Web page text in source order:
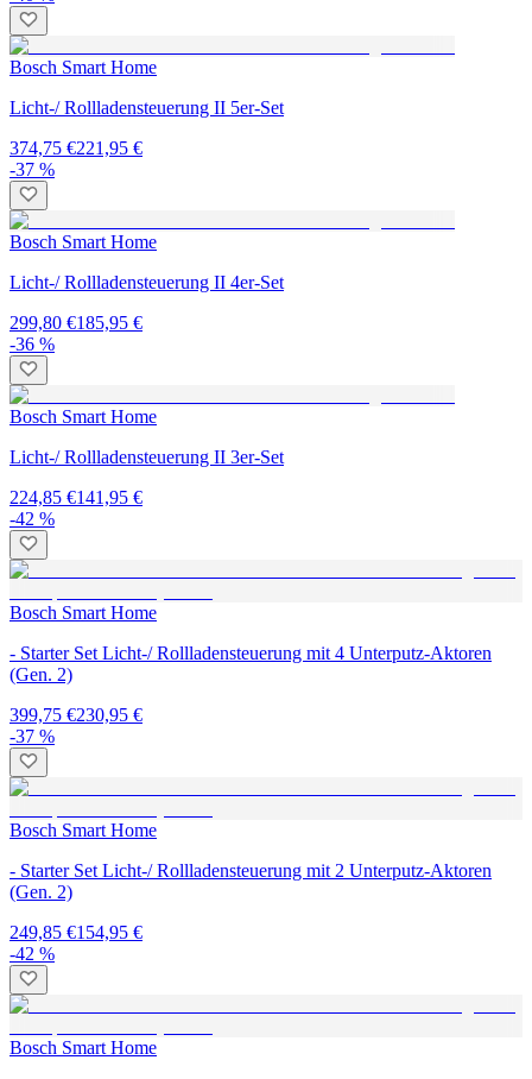
Bosch Smart Home
Licht-/ Rollladensteuerung II 5er-Set
374,75 €221,95 €
-37 %
Bosch Smart Home
Licht-/ Rollladensteuerung II 4er-Set
299,80 €185,95 €
-36 %
Bosch Smart Home
Licht-/ Rollladensteuerung II 3er-Set
224,85 €141,95 €
-42 %
Bosch Smart Home
- Starter Set Licht-/ Rollladensteuerung mit 4 Unterputz-Aktoren
(Gen. 2)
399,75 €230,95 €
-37 %
Bosch Smart Home
- Starter Set Licht-/ Rollladensteuerung mit 2 Unterputz-Aktoren
(Gen. 2)
249,85 €154,95 €
-42 %
Bosch Smart Home